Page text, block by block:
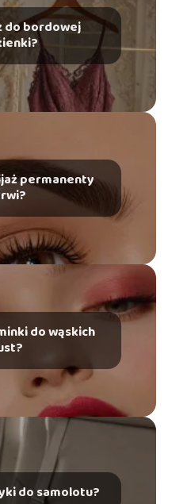
do bordowej
permanenty
do wąskich
do samolotu?